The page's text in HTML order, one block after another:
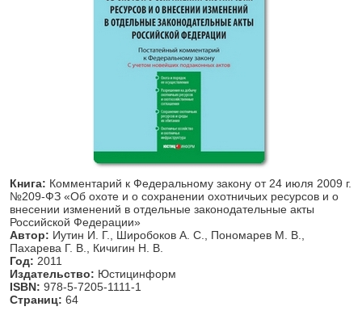
Книга: Комментарий к Федеральному закону от 24 июля 2009 г.
№209-ФЗ «Об охоте и о сохранении охотничьих ресурсов и о
внесении изменений в отдельные законодательные акты
Российской Федерации»
Автор: Иутин И. Г., Широбоков А. С., Пономарев М. В.,
Пахарева Г. В., Кичигин Н. В.
Год: 2011
Издательство: Юстицинформ
ISBN: 978-5-7205-1111-1
Страниц: 64